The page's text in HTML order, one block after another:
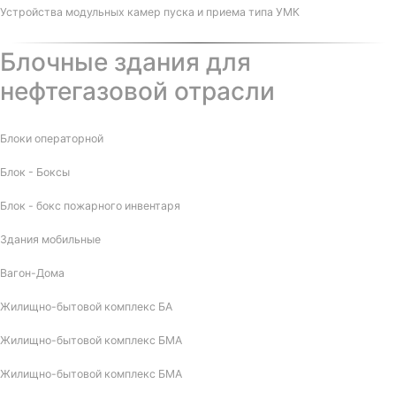
Устройства модульных камер пуска и приема типа УМК
Блочные здания для
нефтегазовой отрасли
Блоки операторной
Блок - Боксы
Блок - бокс пожарного инвентаря
Здания мобильные
Вагон-Дома
Жилищно-бытовой комплекс БА
Жилищно-бытовой комплекс БМА
Жилищно-бытовой комплекс БМА